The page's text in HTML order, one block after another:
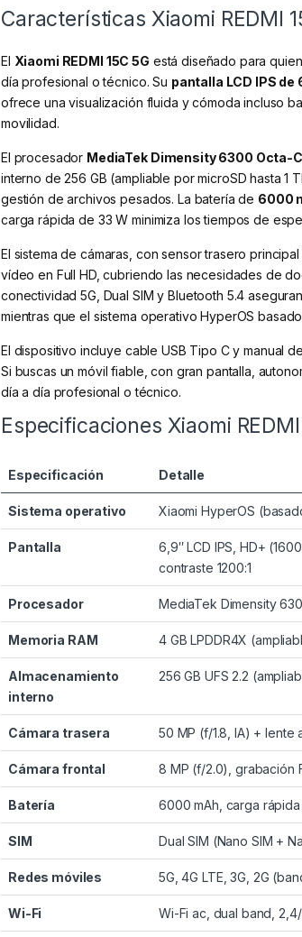
Características Xiaomi REDMI
El Xiaomi REDMI 15C 5G está diseñado para
día profesional o técnico. Su pantalla LCD IPS de
ofrece una visualización fluida y cómoda incluso
movilidad.
El procesador MediaTek Dimensity 6300 Octa-
interno de 256 GB (ampliable por microSD hasta 1
gestión de archivos pesados. La batería de 6000
carga rápida de 33 W minimiza los tiempos de
El sistema de cámaras, con sensor trasero
vídeo en Full HD, cubriendo las necesidades de
conectividad 5G, Dual SIM y Bluetooth 5.4
mientras que el sistema operativo HyperOS
El dispositivo incluye cable USB Tipo C y manual
Si buscas un móvil fiable, con gran pantalla,
día a día profesional o técnico.
Especificaciones Xiaomi
Especificación Detalle
Sistema operativo Xiaomi HyperOS
Pantalla
6,9″ LCD IPS, HD+
contraste 1200:1
Procesador MediaTek Dimensity
Memoria RAM 4 GB LPDDR4X
Almacenamiento
interno
256 GB UFS 2.2
Cámara trasera 50 MP (f/1.8, IA) + lente
Cámara frontal 8 MP (f/2.0), grabación
Batería 6000 mAh, carga
SIM Dual SIM (Nano SIM +
Redes móviles 5G, 4G LTE, 3G, 2G
Wi-Fi Wi-Fi ac, dual band,